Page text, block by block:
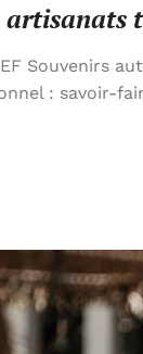
artisanats
Souvenirs
: savoir-